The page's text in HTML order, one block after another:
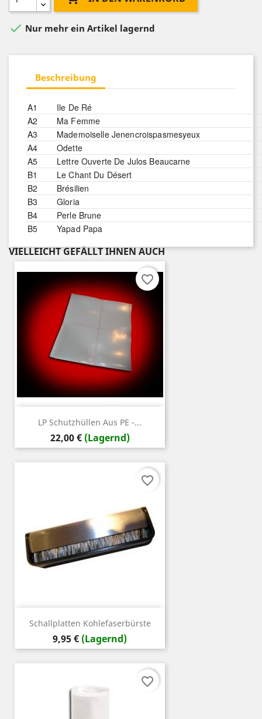
 Nur mehr ein Artikel lagernd
Beschreibung
A1
Ile De Ré
A2
Ma Femme
A3
Mademoiselle Jenencroispasmesyeux
A4
Odette
A5
Lettre Ouverte De Julos Beaucarne
B1
Le Chant Du Désert
B2
Brésilien
B3
Gloria
B4
Perle Brune
B5
Yapad Papa
VIELLEICHT GEFÄLLT IHNEN AUCH
LP Schutzhüllen Aus PE -...
Preis
22,00 € (Lagernd)
favorite_border
Schallplatten Kohlefaserbürste
Preis
9,95 € (Lagernd)
favorite_border
favorite_border